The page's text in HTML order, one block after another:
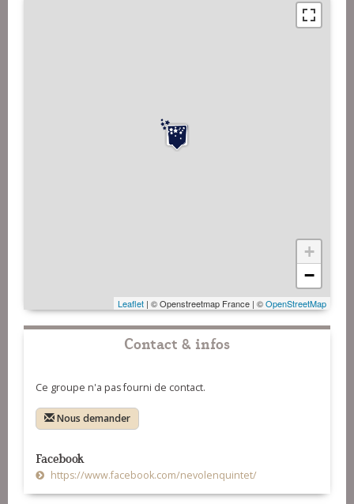
+
−
Leaflet | © Openstreetmap France | ©OpenStreetMap
Contact & infos
Ce groupe n'a pas fourni de contact.
Nous demander
Facebook
https://www.facebook.com/nevolenquintet/